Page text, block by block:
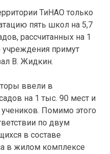
ТиНАО только
пять школ на 5,7
рассчитанных на 1
учреждения примут
В. Жидкин.
ввели в
на 1 тыс. 90 мест и
Помимо этого
по двум
в составе
в жилом комплексе